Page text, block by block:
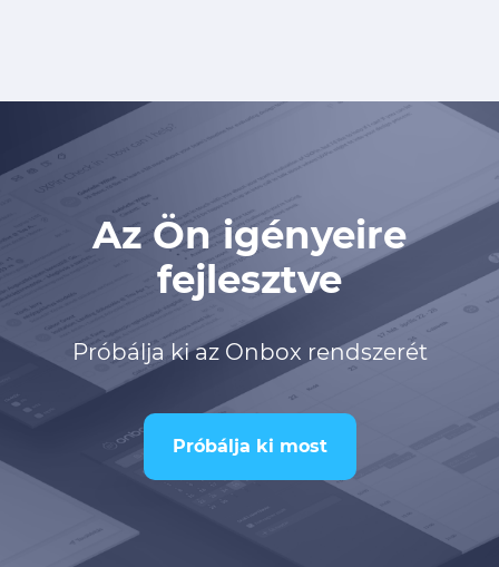
Az Ön igényeire
fejlesztve
Próbálja ki az Onbox rendszerét
Próbálja ki most